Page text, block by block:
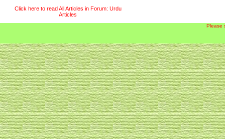
Click here to read All Articles in Forum: Urdu
Articles
Please